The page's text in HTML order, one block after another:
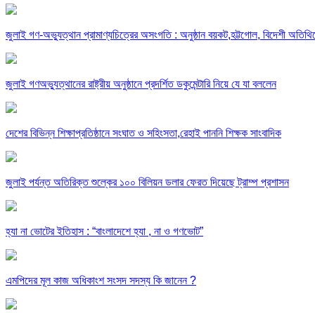
জুলাই গণ-অভ্যুত্থান প্রামাণ্যচিত্রের অসংগতি : অনুষ্ঠান বয়কট,হট্টগোল, বিদেশী
জুলাই গণঅভ্যুত্থানের রাষ্ট্রীয় অনুষ্ঠানে প্রদর্শিত ডকুমেন্টারি নিয়ে যে যা বললেন
দেশের বিভিন্ন শিক্ষাপ্রতিষ্ঠানে সংঘাত ও সহিংসতা,রেহাই পাননি শিক্ষক সাংবাদিক
জুলাই পর্যন্ত অতিরিক্ত শুল্কের ১০০ বিলিয়ন ডলার ফেরত দিয়েছে ট্রাম্প প্রশাসন
হ্যা না ভোটের ইতিহাস : “বাংলাদেশে হ্যা , না ও গণভোট”
এমপিদের মূল কাজ অধিকাংশ সংসদ সদস্য কি জানেন ?